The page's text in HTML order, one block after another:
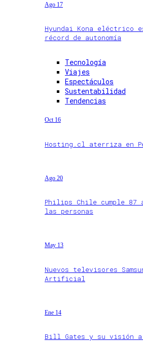
Ago 17
Hyundai Kona eléctrico
récord de autonomía
Tecnología
Viajes
Espectáculos
Sustentabilidad
Tendencias
Oct 16
Hosting.cl aterriza en
Ago 20
Philips Chile cumple
las personas
May 13
Nuevos televisores
Artificial
Ene 14
Bill Gates y su visión